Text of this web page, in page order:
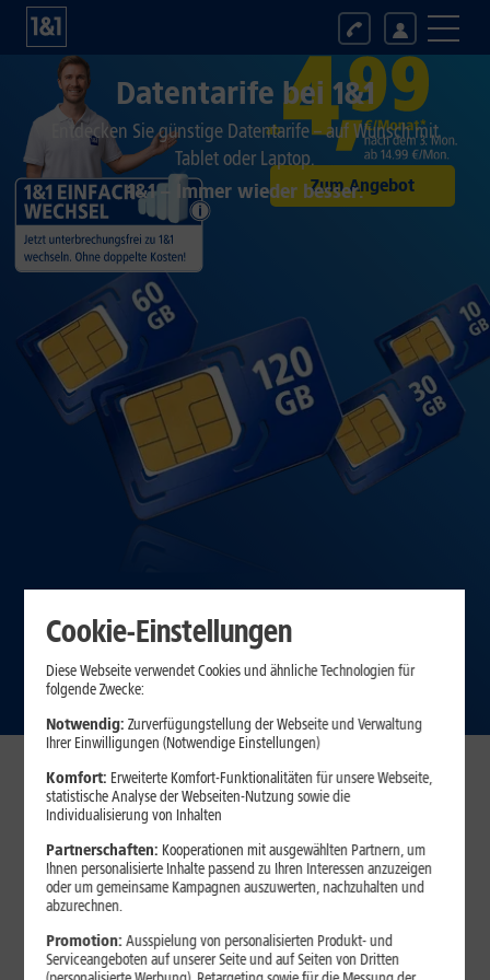
Zum Angebot
Datentarife bei 1&1
Entdecken Sie günstige Datentarife – auf Wunsch mit
Tablet oder Laptop.
1&1 – Immer wieder besser.
Mobile Datentarife entdecken
1&1 Daten-Flat
Cookie-Einstellungen
Diese Webseite verwendet Cookies und ähnliche Technologien für
folgende Zwecke:
Notwendig: Zurverfügungstellung der Webseite und Verwaltung
Ihrer Einwilligungen (Notwendige Einstellungen)
Komfort: Erweiterte Komfort-Funktionalitäten für unsere Webseite,
statistische Analyse der Webseiten-Nutzung sowie die
Individualisierung von Inhalten
Partnerschaften: Kooperationen mit ausgewählten Partnern, um
Ihnen personalisierte Inhalte passend zu Ihren Interessen anzuzeigen
oder um gemeinsame Kampagnen auszuwerten, nachzuhalten und
abzurechnen.
Promotion:Ausspielung von personalisierten Produkt- und
Serviceangeboten auf unserer Seite und auf Seiten von Dritten